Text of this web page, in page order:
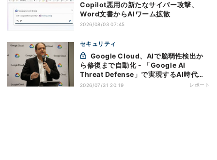
Copilot悪用の新たなサイバー攻撃、
Word文書からAIワーム拡散
2026/08/03 07:45
セキュリティ
ら修復まで自動化 - 「Google AI
Threat Defense」で実現するAI時代の
防御戦略
2026/07/31 20:19 レポート